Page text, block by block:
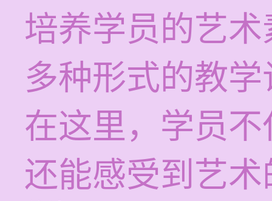
培养学员的艺
多种形式的教
在这里，学员
还能感受到艺